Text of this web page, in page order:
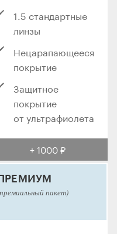
1.5 стандартные
линзы
Нецарапающееся
покрытие
Защитное
покрытие
от ультрафиолета
+ 1000 ₽
пакет)